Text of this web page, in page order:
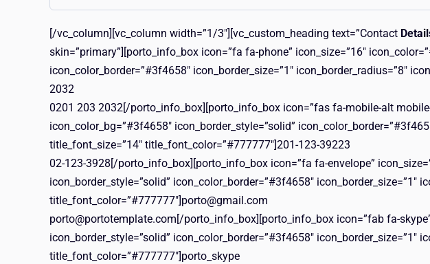
[/vc_column][vc_column width=”1/3″][vc_custom_heading text=”Contact
skin=”primary”][porto_info_box icon=”fa fa-phone” icon_size=”16″
icon_color_border=”#3f4658″ icon_border_size=”1″ icon_border_radius=”8″
2032
0201 203 2032[/porto_info_box][porto_info_box icon=”fas fa-mobile-alt
icon_color_bg=”#3f4658″ icon_border_style=”solid”
title_font_size=”14″ title_font_color=”#777777″]201-123-39223
02-123-3928[/porto_info_box][porto_info_box icon=”fa fa-envelope”
icon_border_style=”solid” icon_color_border=”#3f4658″ icon_border_size=”1″
title_font_color=”#777777″]porto@gmail.com
porto@portotemplate.com[/porto_info_box][porto_info_box icon=”fab fa-
icon_border_style=”solid” icon_color_border=”#3f4658″ icon_border_size=”1″
title_font_color=”#777777″]porto_skype